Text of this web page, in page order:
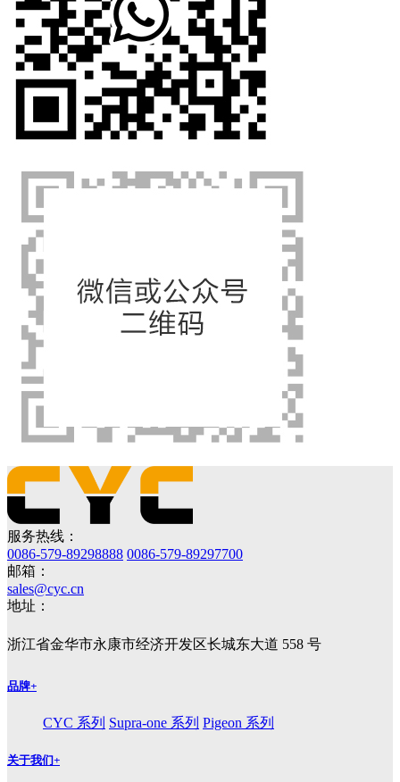
服务热线：
0086-579-89298888 0086-579-89297700
邮箱：
sales@cyc.cn
地址：
浙江省金华市永康市经济开发区长城东大道 558 号
品牌+
CYC 系列 Supra-one 系列 Pigeon 系列
关于我们+